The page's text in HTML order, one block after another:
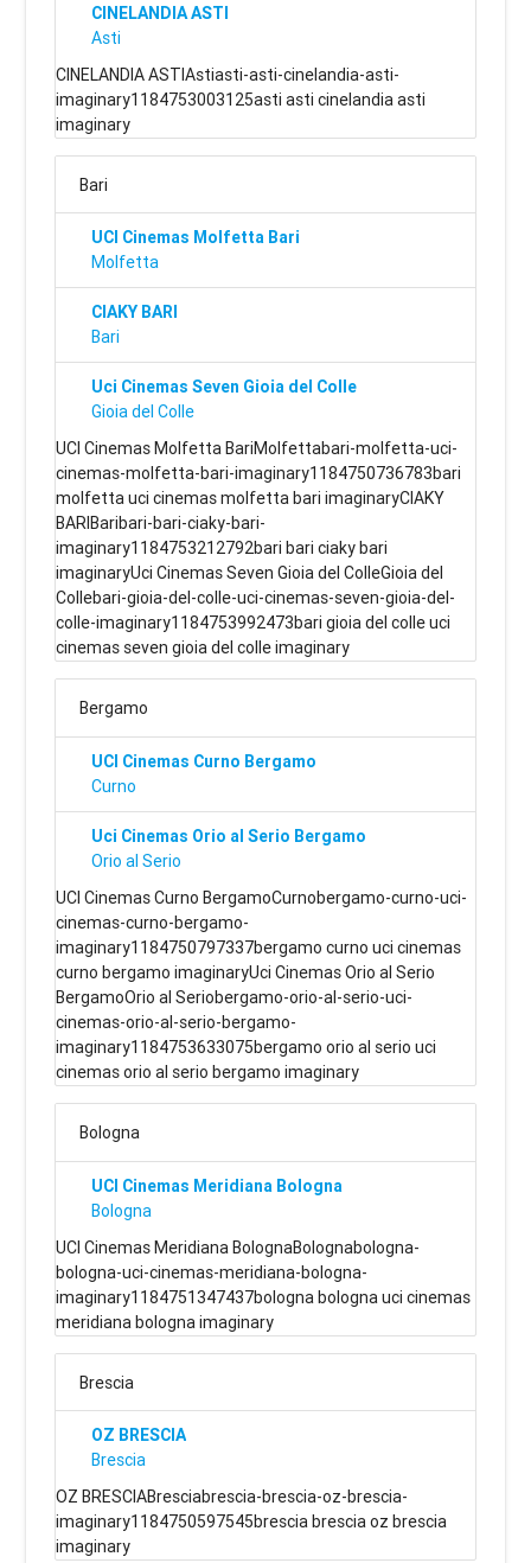
CINELANDIA ASTI
Asti
CINELANDIA ASTIAstiasti-asti-cinelandia-asti-
imaginary1184753003125asti asti cinelandia asti
imaginary
Bari
UCI Cinemas Molfetta Bari
Molfetta
CIAKY BARI
Bari
Uci Cinemas Seven Gioia del Colle
Gioia del Colle
UCI Cinemas Molfetta BariMolfettabari-molfetta-uci-
cinemas-molfetta-bari-imaginary1184750736783bari
molfetta uci cinemas molfetta bari imaginaryCIAKY
BARIBaribari-bari-ciaky-bari-
imaginary1184753212792bari bari ciaky bari
imaginaryUci Cinemas Seven Gioia del ColleGioia del
Collebari-gioia-del-colle-uci-cinemas-seven-gioia-del-
colle-imaginary1184753992473bari gioia del colle uci
cinemas seven gioia del colle imaginary
Bergamo
UCI Cinemas Curno Bergamo
Curno
Uci Cinemas Orio al Serio Bergamo
Orio al Serio
UCI Cinemas Curno BergamoCurnobergamo-curno-uci-
cinemas-curno-bergamo-
imaginary1184750797337bergamo curno uci cinemas
curno bergamo imaginaryUci Cinemas Orio al Serio
BergamoOrio al Seriobergamo-orio-al-serio-uci-
cinemas-orio-al-serio-bergamo-
imaginary1184753633075bergamo orio al serio uci
cinemas orio al serio bergamo imaginary
Bologna
UCI Cinemas Meridiana Bologna
Bologna
UCI Cinemas Meridiana BolognaBolognabologna-
bologna-uci-cinemas-meridiana-bologna-
imaginary1184751347437bologna bologna uci cinemas
meridiana bologna imaginary
Brescia
OZ BRESCIA
Brescia
OZ BRESCIABresciabrescia-brescia-oz-brescia-
imaginary1184750597545brescia brescia oz brescia
imaginary